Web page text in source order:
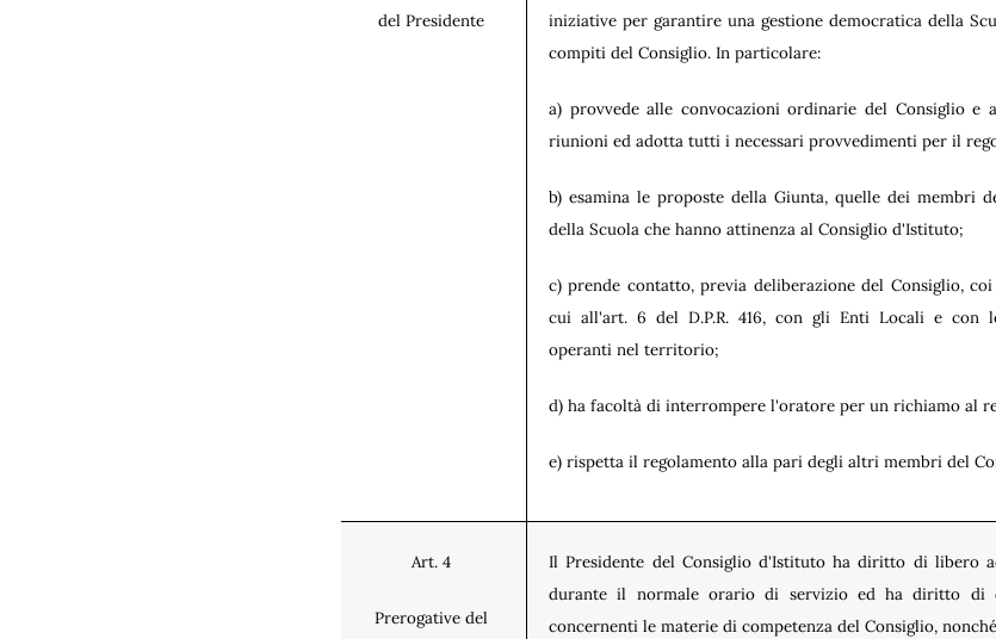
del Presidente
iniziative per garantire una gestione democratica della
compiti del Consiglio. In particolare:
a) provvede alle convocazioni ordinarie del Consiglio e
riunioni ed adotta tutti i necessari provvedimenti per il
b) esamina le proposte della Giunta, quelle dei membri
della Scuola che hanno attinenza al Consiglio d'Istituto;
c) prende contatto, previa deliberazione del Consiglio,
cui all'art. 6 del D.P.R. 416, con gli Enti Locali e con
operanti nel territorio;
d) ha facoltà di interrompere l'oratore per un richiamo al
e) rispetta il regolamento alla pari degli altri membri del
Art. 4
Prerogative del
Il Presidente del Consiglio d'Istituto ha diritto di libero
durante il normale orario di servizio ed ha diritto di
concernenti le materie di competenza del Consiglio,